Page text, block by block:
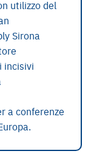
utilizzo del
Sirona
incisivi
a conferenze